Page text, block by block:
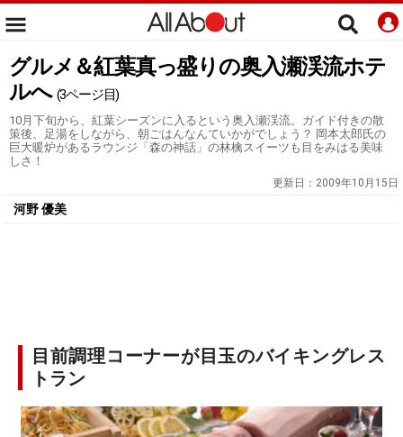
グルメ＆紅葉真っ盛りの奥入瀬渓流ホテ
ルへ (3ページ目)
10月下旬から、紅葉シーズンに入るという奥入瀬渓流。ガイド付きの散
策後、足湯をしながら、朝ごはんなんていかがでしょう？ 岡本太郎氏の
巨大暖炉があるラウンジ「森の神話」の林檎スイーツも目をみはる美味
しさ！
更新日： 2009年10月15日
河野 優美
目前調理コーナーが目玉のバイキングレス
トラン